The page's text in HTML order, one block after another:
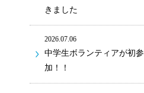
きました
2026.07.06
中学生ボランティアが初参
加！！